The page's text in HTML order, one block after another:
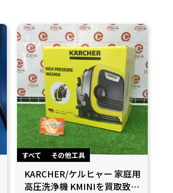
すべて その他工具
KARCHER/ケルヒャー 家庭用
高圧洗浄機 KMINIを買取致し